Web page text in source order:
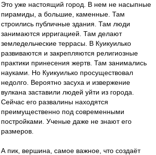
Это уже настоящий город. В нем не насыпные
пирамиды, а большие, каменные. Там
строились публичные здания. Там люди
занимаются ирригацией. Там делают
земледельческие террасы. В Куикуилько
развиваются и закрепляются религиозные
практики принесения жертв. Там занимались
науками. Но Куикуилько просуществовал
недолго. Вероятно засуха и извержение
вулкана заставили людей уйти из города.
Сейчас его развалины находятся
преимущественно под современными
постройками. Ученые даже не знают его
размеров.
А пик, вершина, самое важное, что создаёт